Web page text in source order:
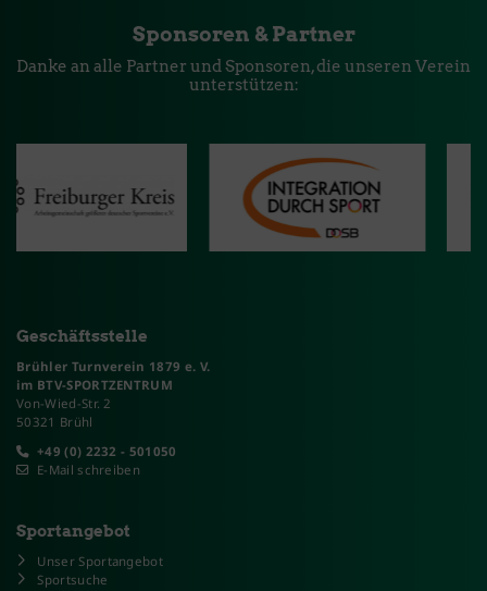
Sponsoren & Partner
Danke an alle Partner und Sponsoren, die unseren Verein
unterstützen:
Geschäftsstelle
Brühler Turnverein 1879 e. V.
im BTV-SPORTZENTRUM
Von-Wied-Str. 2
50321 Brühl
+49 (0) 2232 - 501050
E-Mail schreiben
Sportangebot
Unser Sportangebot
Sportsuche